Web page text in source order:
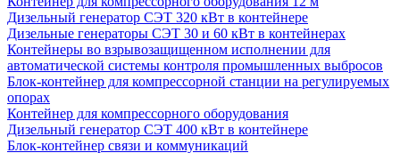
Дизельный генератор СЭТ 320 кВт в контейнере
Дизельные генераторы СЭТ 30 и 60 кВт в контейнерах
Контейнеры во взрывозащищенном исполнении для
автоматической системы контроля промышленных выбросов
Блок-контейнер для компрессорной станции на регулируемых
опорах
Контейнер для компрессорного оборудования
Дизельный генератор СЭТ 400 кВт в контейнере
Блок-контейнер связи и коммуникаций